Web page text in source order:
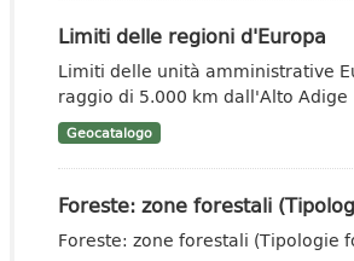
Limiti delle regioni d'Europa
Limiti delle unità amministrative
raggio di 5.000 km dall'Alto Adige
Geocatalogo
Foreste: zone forestali
Foreste: zone forestali (Tipologie